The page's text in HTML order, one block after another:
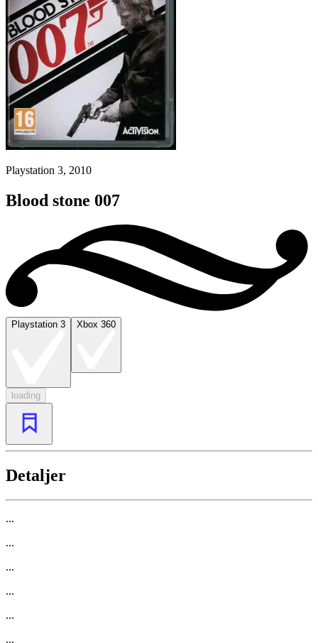
Playstation 3, 2010
Blood stone 007
Playstation 3 Xbox 360
loading
Detaljer
...
...
...
...
...
...